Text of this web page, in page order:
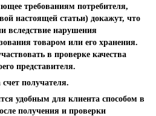
требованиям потребителя,
настоящей статьи) докажут, что
вследствие нарушения
товаром или его хранения.
в проверке качества
представителя.
получателя.
удобным для клиента способом в
получения и проверки